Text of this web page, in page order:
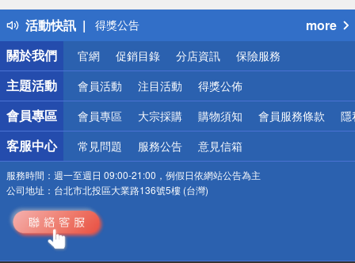
活動快訊
熱門話題
銀行優惠
偏遠地區配送
詐騙網頁！請小心！
more
關於我們
官網 促銷目錄 分店資訊 保險服務
主題活動 會員活動 注目活動 得獎公佈
會員專區 會員專區 大宗採購 購物須知 會員服務條款 隱
客服中心 常見問題 服務公告 意見信箱
服務時間： 週一至週日 09:00-21:00，例假日依網站公告為主
公司地址： 台北市北投區大業路136號5樓 (台灣)